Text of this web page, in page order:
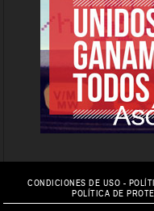
CONDICIONES DE USO -
POLÍTICA DE